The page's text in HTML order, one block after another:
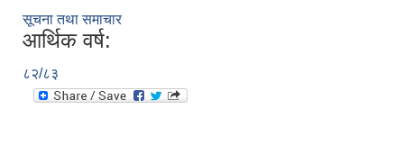
सूचना तथा समाचार
आर्थिक वर्ष:
८२/८३